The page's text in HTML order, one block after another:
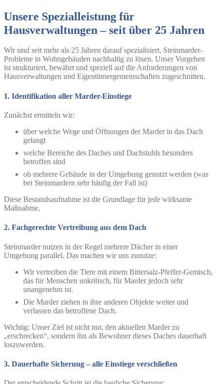
Unsere Spezialleistung für
Hausverwaltungen – seit über 25 Jahren
Wir sind seit mehr als 25 Jahren darauf spezialisiert, Steinmarder-
Probleme in Wohngebäuden nachhaltig zu lösen. Unser Vorgehen
ist strukturiert, bewährt und speziell auf die Anforderungen von
Hausverwaltungen und Eigentümergemeinschaften zugeschnitten.
1. Identifikation aller Marder-Einstiege
Zunächst ermitteln wir:
über welche Wege und Öffnungen der Marder in das Dach
gelangt
welche Bereiche des Daches und Dachstuhls besonders
betroffen sind
ob mehrere Gebäude in der Umgebung genutzt werden (was
bei Steinmardern sehr häufig der Fall ist)
Diese Bestandsaufnahme ist die Grundlage für jede wirksame
Maßnahme.
2. Fachgerechte Vertreibung aus dem Dach
Steinmarder nutzen in der Regel mehrere Dächer in einer
Umgebung parallel. Das machen wir uns zunutze:
Wir vertreiben die Tiere mit einem Bittersalz-Pfeffer-Gemisch,
das für Menschen unkritisch, für Marder jedoch sehr
unangenehm ist.
Die Marder ziehen in ihre anderen Objekte weiter und
verlassen das betroffene Dach.
Wichtig: Unser Ziel ist nicht nur, den aktuellen Marder zu
„erschrecken“, sondern ihn als Bewohner dieses Daches dauerhaft
loszuwerden.
3. Dauerhafte Sicherung – alle Einstiege verschließen